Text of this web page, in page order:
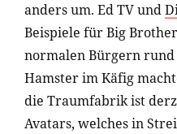
anders um. Ed TV und
Beispiele für Big
normalen Bürgern
Hamster im Käfig
die Traumfabrik ist
Avatars, welches in